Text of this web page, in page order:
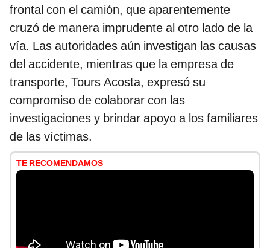
frontal con el camión, que aparentemente
cruzó de manera imprudente al otro lado de la
vía. Las autoridades aún investigan las causas
del accidente, mientras que la empresa de
transporte, Tours Acosta, expresó su
compromiso de colaborar con las
investigaciones y brindar apoyo a los familiares
de las víctimas.
TE RECOMENDAMOS